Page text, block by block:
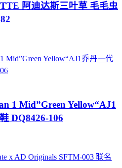
阿迪达斯三叶草 毛毛虫
1 Mid”Green Yellow“AJ1
DQ8426-106